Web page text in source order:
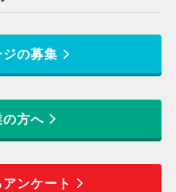
の募集
の方へ
ンケート